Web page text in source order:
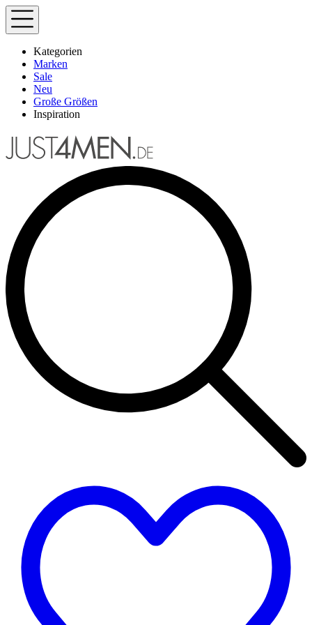
Kategorien
Marken
Sale
Neu
Große Größen
Inspiration